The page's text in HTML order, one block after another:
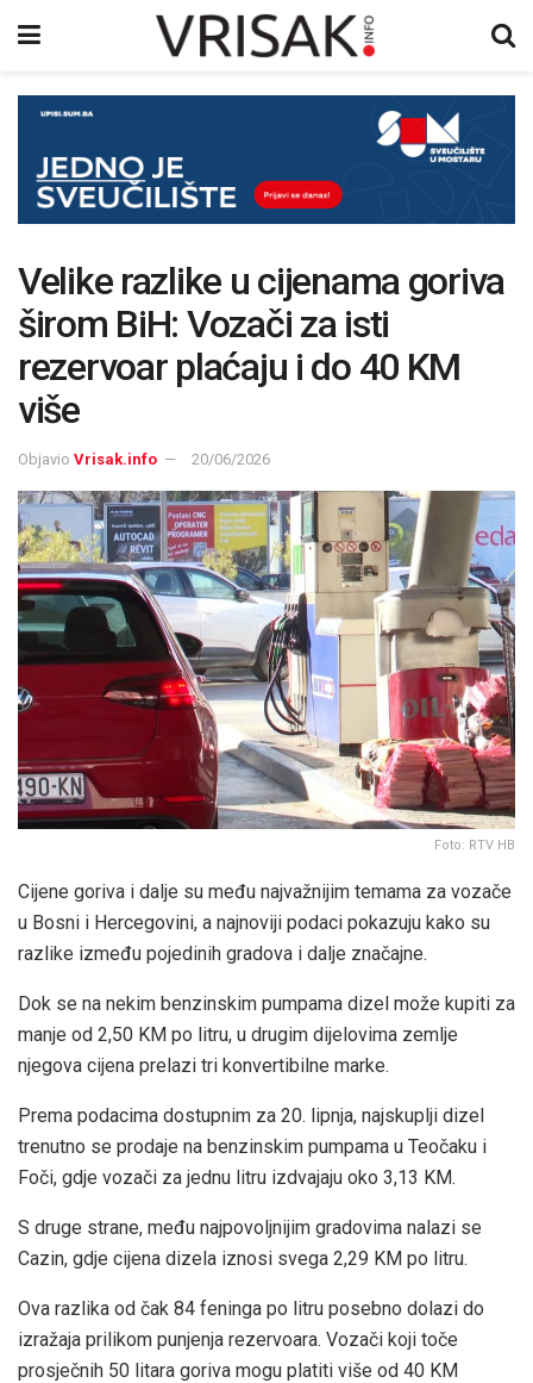
Velike razlike u cijenama goriva
širom BiH: Vozači za isti
rezervoar plaćaju i do 40 KM
više
Objavio Vrisak.info 20/06/2026
Foto: RTV HB
Cijene goriva i dalje su među najvažnijim temama za vozače
u Bosni i Hercegovini, a najnoviji podaci pokazuju kako su
razlike između pojedinih gradova i dalje značajne.
Dok se na nekim benzinskim pumpama dizel može kupiti za
manje od 2,50 KM po litru, u drugim dijelovima zemlje
njegova cijena prelazi tri konvertibilne marke.
Prema podacima dostupnim za 20. lipnja, najskuplji dizel
trenutno se prodaje na benzinskim pumpama u Teočaku i
Foči, gdje vozači za jednu litru izdvajaju oko 3,13 KM.
S druge strane, među najpovoljnijim gradovima nalazi se
Cazin, gdje cijena dizela iznosi svega 2,29 KM po litru.
Ova razlika od čak 84 feninga po litru posebno dolazi do
izražaja prilikom punjenja rezervoara. Vozači koji toče
prosječnih 50 litara goriva mogu platiti više od 40 KM